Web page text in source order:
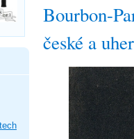
Bourbon-
české a